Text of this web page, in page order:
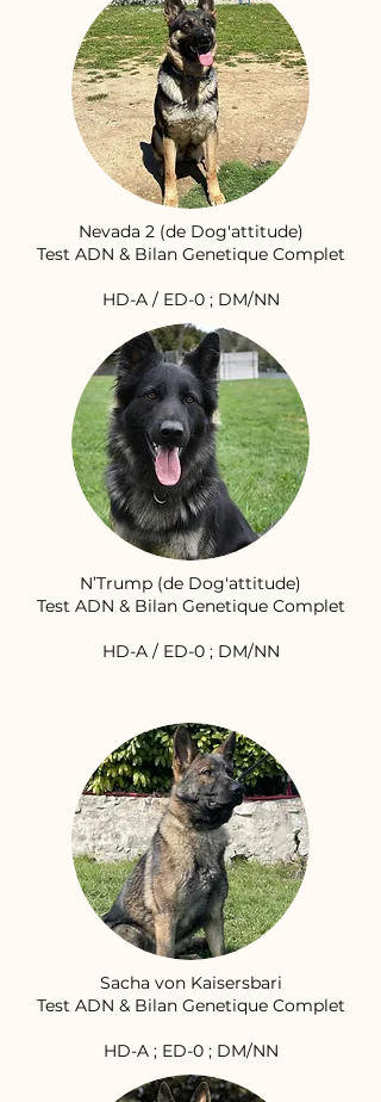
Nevada 2 (de Dog'attitude)
Test ADN & Bilan Genetique Complet
HD-A / ED-0 ; DM/NN
N’Trump (de Dog'attitude)
Test ADN & Bilan Genetique Complet
HD-A / ED-0 ; DM/NN
Sacha von Kaisersbari
Test ADN & Bilan Genetique Complet
HD-A ; ED-0 ; DM/NN